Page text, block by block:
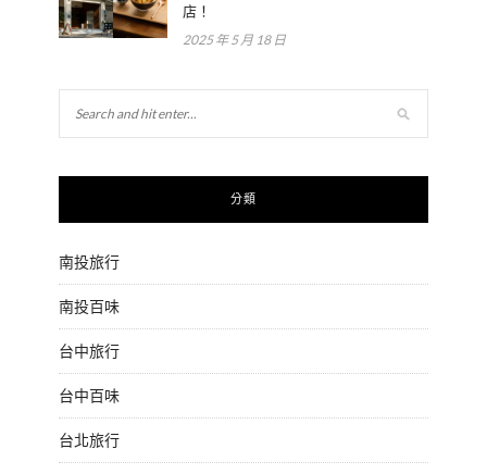
店！
2025 年 5 月 18 日
分類
南投旅行
南投百味
台中旅行
台中百味
台北旅行